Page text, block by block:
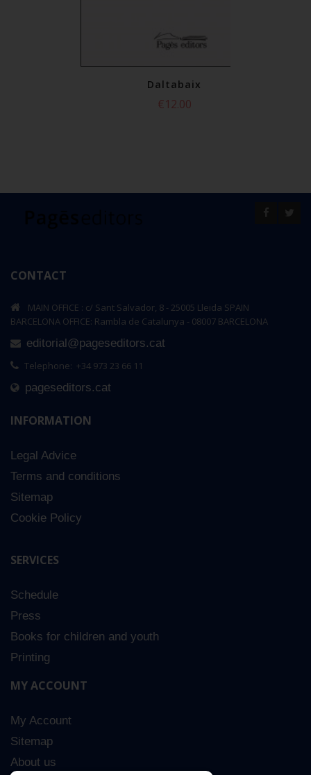
Daltabaix
€12.00
CONTACT
MAIN OFFICE : c/ Sant Salvador, 8 - 25005 Lleida SPAIN
BARCELONA OFFICE: Rambla de Catalunya - 08007 BARCELONA
editorial@pageseditors.cat
Telephone: +34 973 23 66 11
pageseditors.cat
INFORMATION
Legal Advice
Terms and conditions
Sitemap
Cookie Policy
SERVICES
Schedule
Press
Books for children and youth
Printing
MY ACCOUNT
My Account
Sitemap
About us